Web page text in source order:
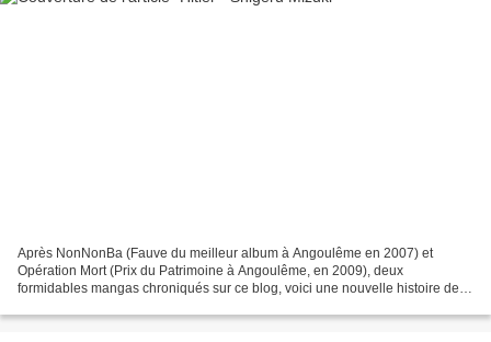
Après NonNonBa (Fauve du meilleur album à Angoulême en 2007) et
Opération Mort (Prix du Patrimoine à Angoulême, en 2009), deux
formidables mangas chroniqués sur ce blog, voici une nouvelle histoire de